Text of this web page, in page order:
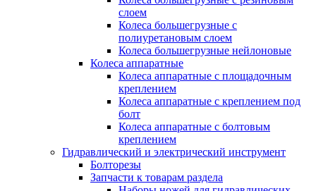
слоем
Колеса большегрузные с
полиуретановым слоем
Колеса большегрузные нейлоновые
Колеса аппаратные
Колеса аппаратные с площадочным
креплением
Колеса аппаратные с креплением под
болт
Колеса аппаратные с болтовым
креплением
Гидравлический и электрический инструмент
Болторезы
Запчасти к товарам раздела